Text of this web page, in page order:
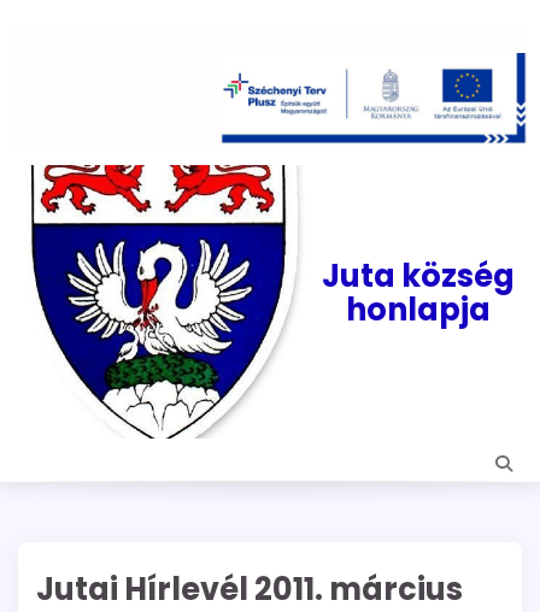
content
Juta község
honlapja
Jutai Hírlevél 2011. március